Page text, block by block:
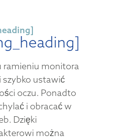
ramieniu monitora
szybko ustawić
oczu. Ponadto
i obracać w
Dzięki
można